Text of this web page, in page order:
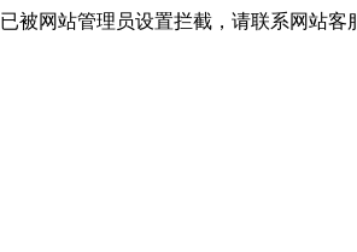
被网站管理员设置拦截，请联系网站客